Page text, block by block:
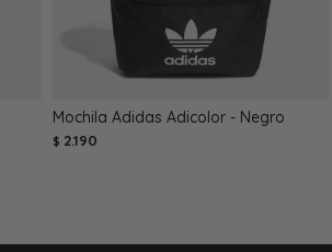
Mochila Adidas Adicolor - Negro
$ 2.190